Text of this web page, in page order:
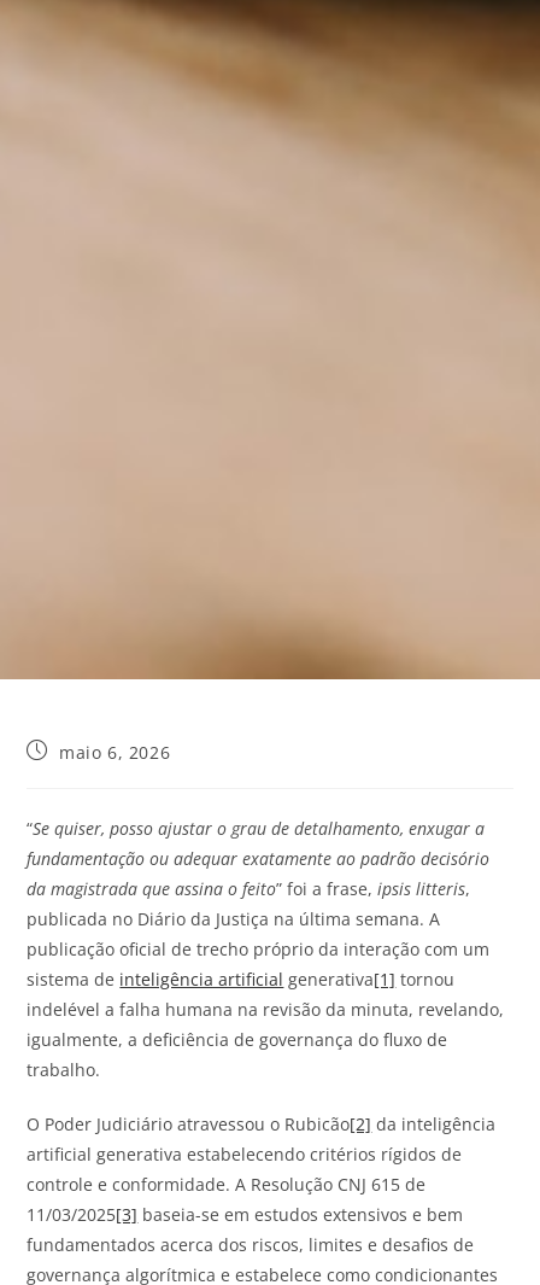
maio 6, 2026
“Se quiser, posso ajustar o grau de detalhamento, enxugar a
fundamentação ou adequar exatamente ao padrão decisório
da magistrada que assina o feito” foi a frase,ipsis litteris,
publicada no Diário da Justiça na última semana. A
publicação oficial de trecho próprio da interação com um
sistema de inteligência artificial generativa[1] tornou
indelével a falha humana na revisão da minuta, revelando,
igualmente, a deficiência de governança do fluxo de
trabalho.
O Poder Judiciário atravessou o Rubicão[2] da inteligência
artificial generativa estabelecendo critérios rígidos de
controle e conformidade. A Resolução CNJ 615 de
11/03/2025[3] baseia-se em estudos extensivos e bem
fundamentados acerca dos riscos, limites e desafios de
governança algorítmica e estabelece como condicionantes